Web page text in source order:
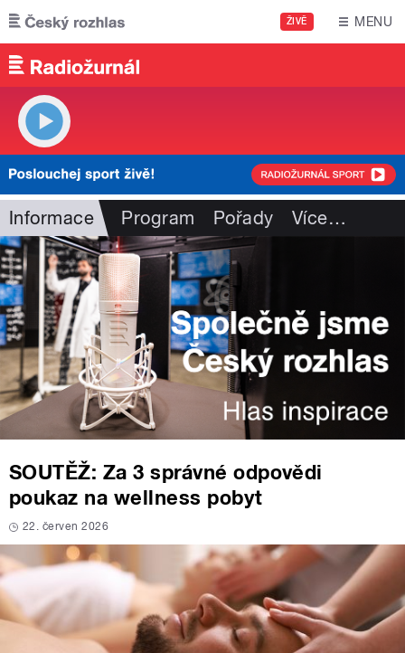
Přejít k hlavnímu obsahu
ŽIVĚ MENU
Informace Program Pořady Více…
SOUTĚŽ: Za 3 správné odpovědi
poukaz na wellness pobyt
22. červen 2026